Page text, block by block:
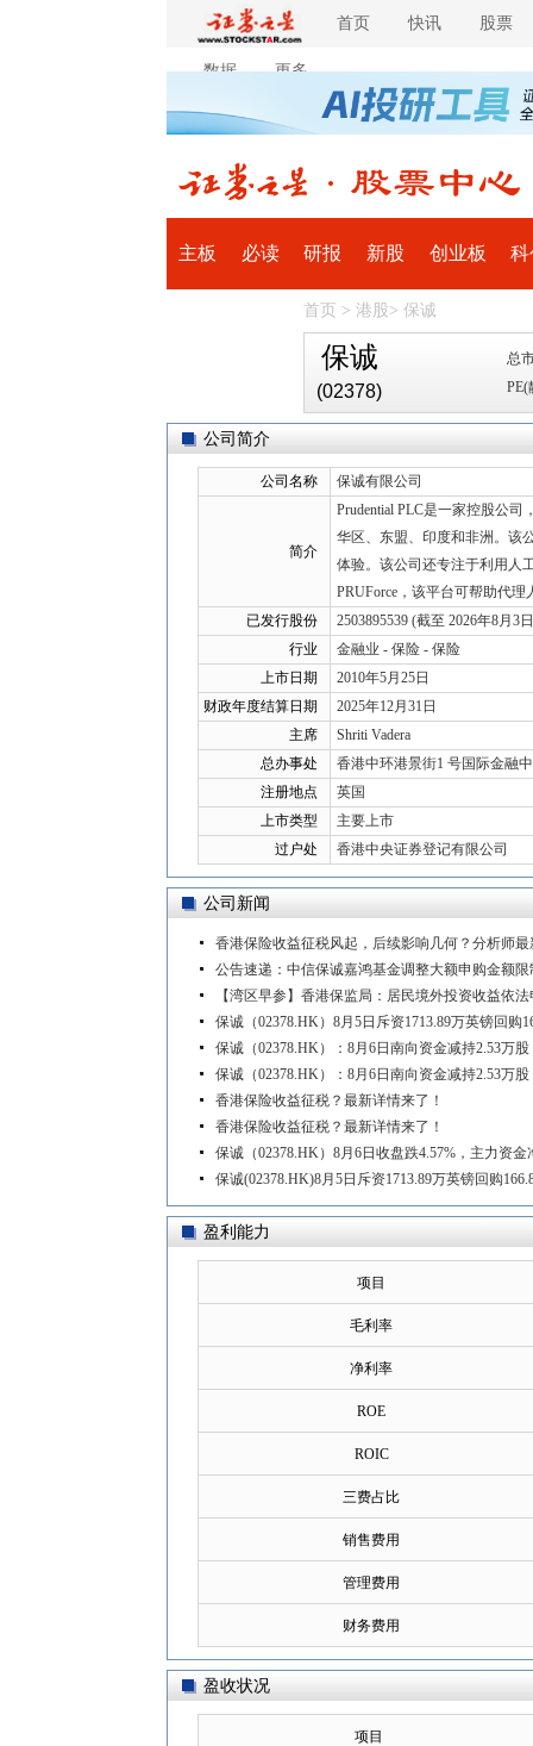
首页 快讯 股票
数据 更多
主板 必读 研报 新股 创业板
首页 >港股>保诚
保诚
(02378)
总
PE(
公司简介
公司名称 保诚有限公司
简介
Prudential PLC是一家控股公
华区、东盟、印度和非洲。该
体验。该公司还专注于利用人
PRUForce，该平台可帮助代
已发行股份
2503895539 (截至 2026年8月3
行业
金融业 - 保险 - 保险
上市日期
2010年5月25日
财政年度结算日期
2025年12月31日
主席
Shriti Vadera
总办事处
香港中环港景街1 号国际金融
注册地点
英国
上市类型
主要上市
过户处
香港中央证券登记有限公司
公司新闻
香港保险收益征税风起，后续影响几何？分析师最
公告速递：中信保诚嘉鸿基金调整大额申购金额限
【湾区早参】香港保监局：居民境外投资收益依
保诚（02378.HK）8月5日斥资1713.89万英镑回购
保诚（02378.HK）：8月6日南向资金减持2.53万股
保诚（02378.HK）：8月6日南向资金减持2.53万股
香港保险收益征税？最新详情来了！
香港保险收益征税？最新详情来了！
保诚（02378.HK）8月6日收盘跌4.57%，主力资金
保诚(02378.HK)8月5日斥资1713.89万英镑回购
盈利能力
项目
毛利率
净利率
ROE
ROIC
三费占比
销售费用
管理费用
财务费用
盈收状况
项目